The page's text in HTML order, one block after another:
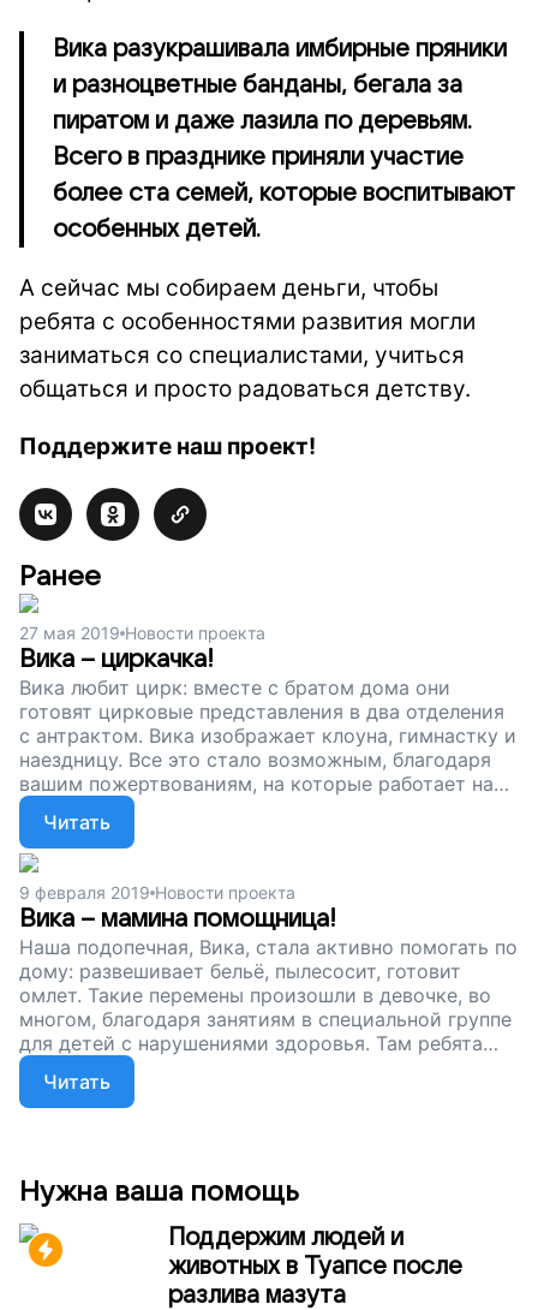
Вика разукрашивала имбирные пряники
и разноцветные банданы, бегала за
пиратом и даже лазила по деревьям.
Всего в празднике приняли участие
более ста семей, которые воспитывают
особенных детей.
А сейчас мы собираем деньги, чтобы
ребята с особенностями развития могли
заниматься со специалистами, учиться
общаться и просто радоваться детству.
Поддержите наш проект!
Ранее
27 мая 2019 Новости проекта
Вика – циркачка!
Вика любит цирк: вместе с братом дома они
готовят цирковые представления в два отделения
с антрактом. Вика изображает клоуна, гимнастку и
наездницу. Все это стало возможным, благодаря
вашим пожертвованиям, на которые работает наш
детский центр, где занимается Вика. У девочки
есть нарушения здоровья, но к нам она ходит с
радостью. У нас занимаются разные дети с
разными проблемами, но мы ко всем находим
подход. Сейчас мы собираем деньги, чтобы наш
центр продолжал работу. Поддержите наш проект!
Читать
9 февраля 2019 Новости проекта
Вика – мамина помощница!
Наша подопечная, Вика, стала активно помогать по
дому: развешивает бельё, пылесосит, готовит
омлет. Такие перемены произошли в девочке, во
многом, благодаря занятиям в специальной группе
для детей с нарушениями здоровья. Там ребята
пробуют новые дела, учатся выстраивать
отношения и общаться. Но на работу группы нужны
деньги. Помогите детям с нарушениями здоровья
Читать
Нужна ваша помощь
Поддержим людей и
животных в Туапсе после
разлива мазута